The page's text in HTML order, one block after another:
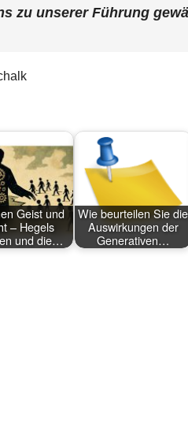
zu unserer Führung
Geist und
– Hegels
und die…
Wie beurteilen Sie die
Auswirkungen der
Generativen…